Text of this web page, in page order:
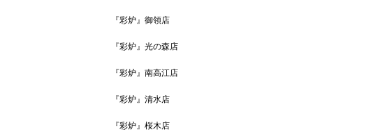
『彩炉』御領店
『彩炉』光の森店
『彩炉』南高江店
『彩炉』清水店
『彩炉』桜木店